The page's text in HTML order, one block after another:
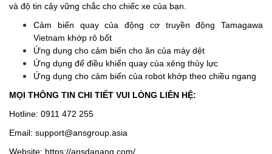
và độ tin cậy vững chắc cho chiếc xe của bạn.
Cảm biến quay của động cơ truyền động Tamagawa
Vietnam khớp rô bốt
Ứng dụng cho cảm biến cho ăn của máy dệt
Ứng dụng để điều khiển quay của xẻng thủy lực
Ứng dụng cho cảm biến của robot khớp theo chiều ngang
MỌI THÔNG TIN CHI TIẾT VUI LÒNG LIÊN HỆ:
Hotline: 0911 472 255
Email: support@ansgroup.asia
Website: https://ansdanang.com/